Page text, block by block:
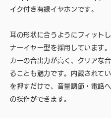
イク付き有線イヤホンです。
耳の形状に合うようにフィット
ナーイヤー型を採用しています
カーの音出力が高く、クリアな
ることも魅力です。内蔵されて
を押すだけで、音量調節・電話
の操作ができます。